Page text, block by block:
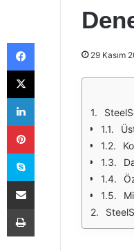
29 Kasım
Facebook
X
LinkedIn
Pinterest
Skype
E-Posta ile paylaş